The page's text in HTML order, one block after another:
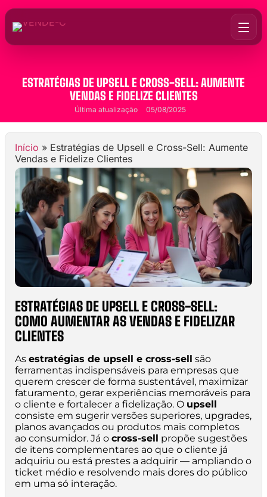
ESTRATÉGIAS DE UPSELL E CROSS-SELL: AUMENTE
VENDAS E FIDELIZE CLIENTES
Última atualização 05/08/2025
Início » Estratégias de Upsell e Cross-Sell: Aumente
Vendas e Fidelize Clientes
ESTRATÉGIAS DE UPSELL E CROSS-SELL:
COMO AUMENTAR AS VENDAS E FIDELIZAR
CLIENTES
As estratégias de upsell e cross-sell são
ferramentas indispensáveis para empresas que
querem crescer de forma sustentável, maximizar
faturamento, gerar experiências memoráveis para
o cliente e fortalecer a fidelização. O upsell
consiste em sugerir versões superiores, upgrades,
planos avançados ou produtos mais completos
ao consumidor. Já o cross-sell propõe sugestões
de itens complementares ao que o cliente já
adquiriu ou está prestes a adquirir — ampliando o
ticket médio e resolvendo mais dores do público
em uma só interação.